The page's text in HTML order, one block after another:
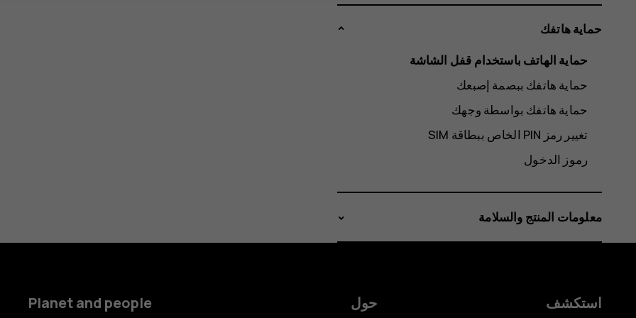
حماية هاتفك
حماية الهاتف باستخدام قفل الشاشة
حماية هاتفك ببصمة إصبعك
حماية هاتفك بواسطة وجهك
تغيير رمز PIN الخاص ببطاقة SIM‬
رموز الدخول
معلومات المنتج والسلامة
استكشف
حول
Planet and people